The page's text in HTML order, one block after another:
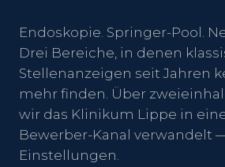
Endoskopie. Springer-Pool.
Drei Bereiche, in denen
Stellenanzeigen seit Jahren
mehr finden. Über
wir das Klinikum Lippe in
Bewerber-Kanal verwandelt
Einstellungen.